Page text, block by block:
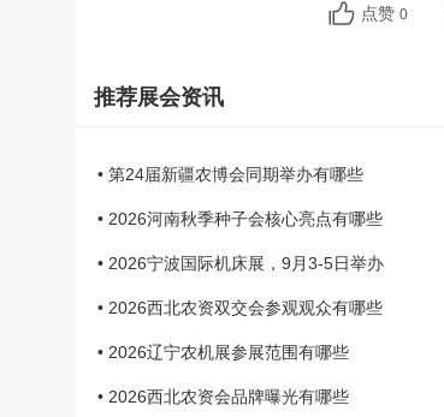
点赞 0
推荐展会资讯
• 第24届新疆农博会同期举办有哪些
• 2026河南秋季种子会核心亮点有哪些
• 2026宁波国际机床展，9月3-5日举办
• 2026西北农资双交会参观观众有哪些
• 2026辽宁农机展参展范围有哪些
• 2026西北农资会品牌曝光有哪些